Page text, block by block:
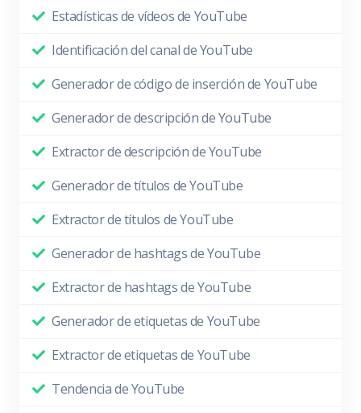
Estadísticas de vídeos de YouTube
Identificación del canal de YouTube
Generador de código de inserción de YouTube
Generador de descripción de YouTube
Extractor de descripción de YouTube
Generador de títulos de YouTube
Extractor de títulos de YouTube
Generador de hashtags de YouTube
Extractor de hashtags de YouTube
Generador de etiquetas de YouTube
Extractor de etiquetas de YouTube
Tendencia de YouTube